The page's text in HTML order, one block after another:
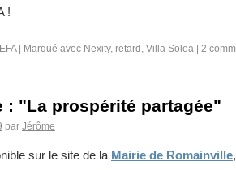
!
Marqué avec Nexity, retard , Villa Solea 2
: "La prospérité partagée"
par Jérôme
sur le site de la Mairie de Romainville